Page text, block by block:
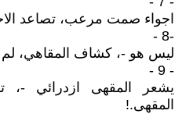
اجواء صمت مرعب، تصاعد
-8 -
ليس هو -، كشاف المقاهي،
- 9 -
يشعر المقهى ازدرائي -،
المقهى.!